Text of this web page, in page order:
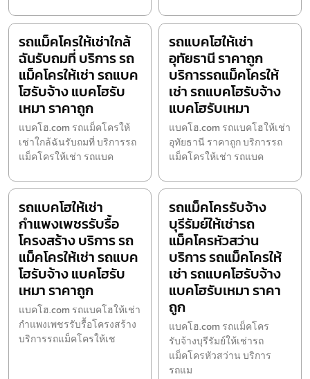
รถแม็คโครให้เช่าใกล้
ฉันรับถมที่ บริการ รถ
แม็คโครให้เช่า รถแบค
โฮรับจ้าง แบคโฮรับ
เหมา ราคาถูก
แบคโฮ.com รถแม็คโครให้
เช่าใกล้ฉันรับถมที่ บริการรถ
แม็คโครให้เช่า รถแบค
รถแบคโฮให้เช่า
อุทัยธานี ราคาถูก
บริการรถแม็คโครให้
เช่า รถแบคโฮรับจ้าง
แบคโฮรับเหมา
แบคโฮ.com รถแบคโฮให้เช่า
อุทัยธานี ราคาถูก บริการรถ
แม็คโครให้เช่า รถแบค
รถแบคโฮให้เช่า
กำแพงเพชรรับรื้อ
โครงสร้าง บริการ รถ
แม็คโครให้เช่า รถแบค
โฮรับจ้าง แบคโฮรับ
เหมา ราคาถูก
แบคโฮ.com รถแบคโฮให้เช่า
กำแพงเพชรรับรื้อโครงสร้าง
บริการรถแม็คโครให้เช
รถแม็คโครรับจ้าง
บุรีรัมย์ให้เช่ารถ
แม็คโครหัวสว่าน
บริการ รถแม็คโครให้
เช่า รถแบคโฮรับจ้าง
แบคโฮรับเหมา ราคา
ถูก
แบคโฮ.com รถแม็คโคร
รับจ้างบุรีรัมย์ให้เช่ารถ
แม็คโครหัวสว่าน บริการ
รถแม